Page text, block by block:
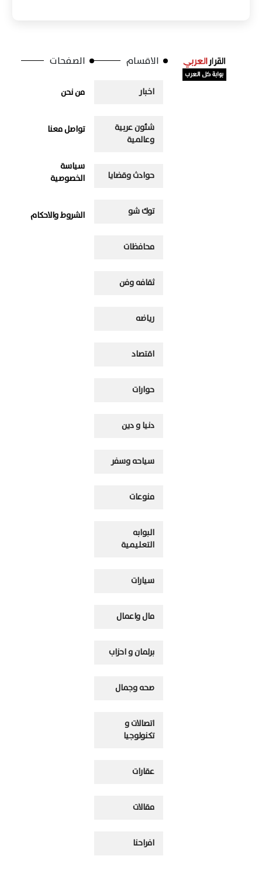
الاقسام
اخبار
شئون عربية
وعالمية
حوادث وقضايا
توك شو
محافظات
ثقافه وفن
رياضه
اقتصاد
حوارات
دنيا و دين
سياحه وسفر
منوعات
البوابه
التعليمية
سيارات
مال واعمال
برلمان و احزاب
صحه وجمال
اتصالات و
تكنولوجيا
عقارات
مقالات
افراحنا
الصفحات
من نحن
تواصل معنا
سياسة
الخصوصية
الشروط والاحكام